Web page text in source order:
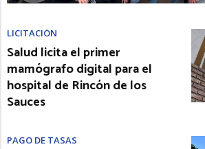
LICITACIÓN
Salud licita el primer
mamógrafo digital para el
hospital de Rincón de los
Sauces
PAGO DE TASAS